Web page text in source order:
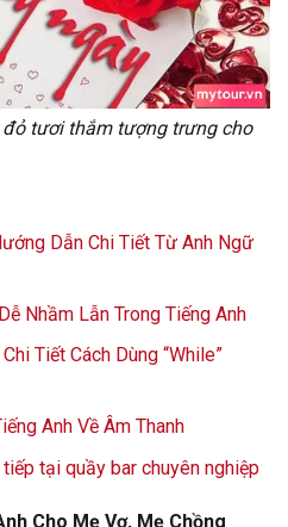
tươi thắm tượng trưng cho
Dẫn Chi Tiết Từ Anh Ngữ
Nhầm Lẫn Trong Tiếng Anh
Tiết Cách Dùng “While”
Anh Về Âm Thanh
tại quầy bar chuyên nghiệp
Cho Mẹ Vợ, Mẹ Chồng